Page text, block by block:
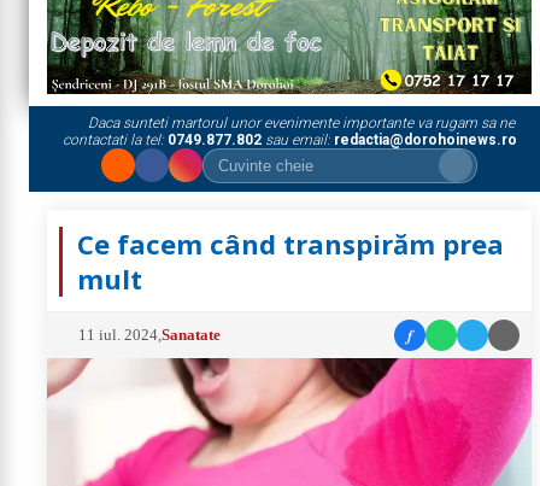
Daca sunteti martorul unor evenimente importante va rugam sa ne
contactati la tel: 0749.877.802sau email: redactia@dorohoinews.ro
Ce facem când transpirăm prea
mult
11 iul. 2024 ,Sanatate f